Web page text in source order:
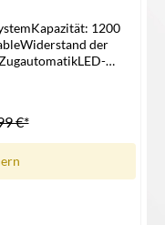
1200
der
Mesh Coil 0,8
€*